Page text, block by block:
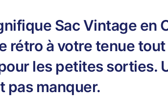
Sac Vintage en
rétro à votre tenue
les petites sorties.
pas manquer.